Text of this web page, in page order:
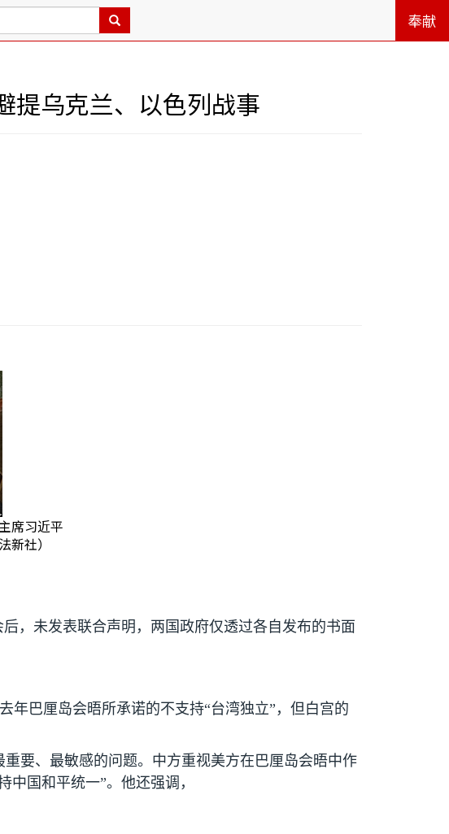
奉献
提乌克兰、以色列战事
席习近平
社）
后，未发表联合声明，两国政府仅透过各自发布的书面
年巴厘岛会晤所承诺的不支持“台湾独立”，但白宫的
要、最敏感的问题。中方重视美方在巴厘岛会晤中作
国和平统一”。他还强调，